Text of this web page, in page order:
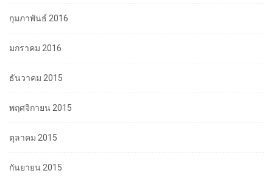
กุมภาพันธ์ 2016
มกราคม 2016
ธันวาคม 2015
พฤศจิกายน 2015
ตุลาคม 2015
กันยายน 2015